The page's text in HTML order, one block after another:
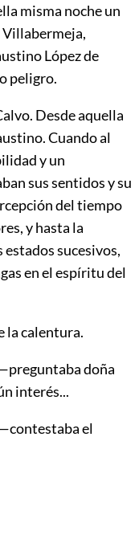
misma noche un
Villabermeja,
López de
peligro.
Desdeaquella
Cuando al
y un
sus sentidos y su
del tiempo
y hasta la
estados sucesivos,
en el espíritu del
la calentura.
doña
interés...
el